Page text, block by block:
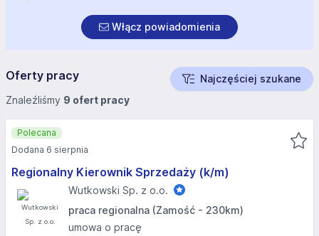
Włącz powiadomienia
Oferty pracy
Najczęściej szukane
Znaleźliśmy 9 ofert pracy
Regionalny Kierownik Sprzedaży (k/m)
Wutkowski Sp. z o.o.
praca regionalna (Zamość - 230km)
umowa o pracę
Polecana
Dodana 6 sierpnia